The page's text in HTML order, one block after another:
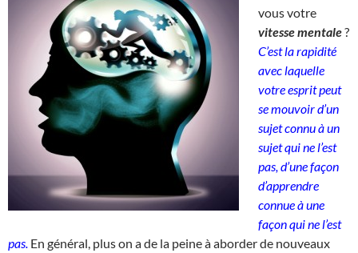
vous votre
vitesse mentale?
C’est la rapidité
avec laquelle
votre esprit peut
se mouvoir d’un
sujet connu à un
sujet qui ne l’est
pas, d’une façon
d’apprendre
connue à une
façon qui ne l’est
pas. En général, plus on a de la peine à aborder de nouveaux